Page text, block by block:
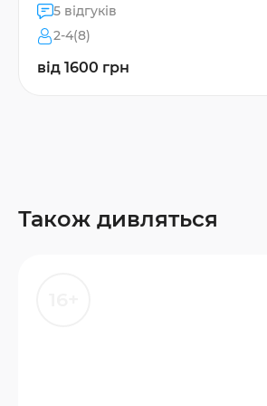
5 відгуків
2-4(8)
від 1600 грн
Також дивляться